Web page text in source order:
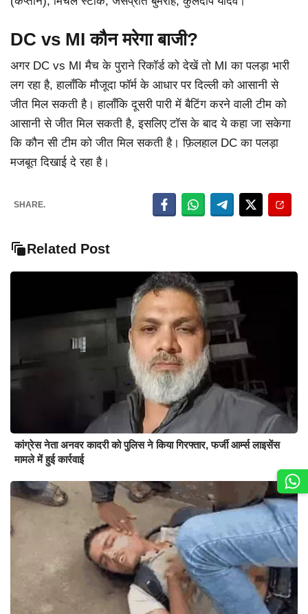
DC vs MI कौन मरेगा बाजी?
अगर DC vs MI मैच के पुराने रिकॉर्ड को देखें तो MI का पलड़ा भारी
लग रहा है, हालाँकि मौजूदा फॉर्म के आधार पर दिल्ली को आसानी से
जीत मिल सकती है। हालाँकि दूसरी पारी में बैटिंग करने वाली टीम को
आसानी से जीत मिल सकती है, इसलिए टॉस के बाद ये कहा जा सकेगा
कि कौन सी टीम को जीत मिल सकती है। फ़िलहाल DC का पलड़ा
मजबूत दिखाई दे रहा है।
SHARE.
Related Post
कांग्रेस नेता अनवर कादरी को पुलिस ने किया गिरफ्तार, फर्जी आर्म्स लाइसेंस
मामले में हुई कार्रवाई